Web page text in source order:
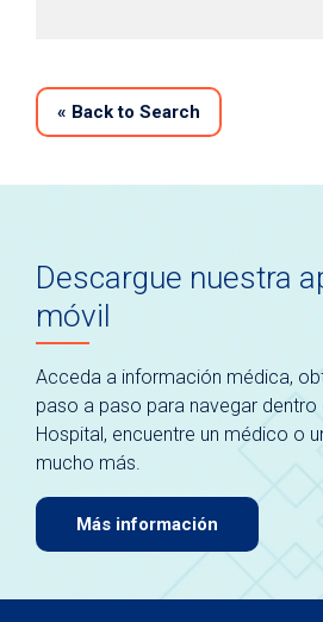
« Back to Search
Descargue nuestra
móvil
Acceda a información médica,
paso a paso para navegar dentro
Hospital, encuentre un médico o
mucho más.
Más información